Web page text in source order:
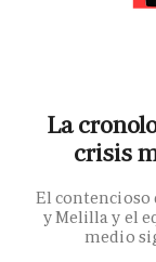
La
crisis
El contencioso
y Melilla y el
medio